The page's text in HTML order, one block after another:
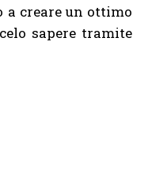
a creare un ottimo
sapere tramite